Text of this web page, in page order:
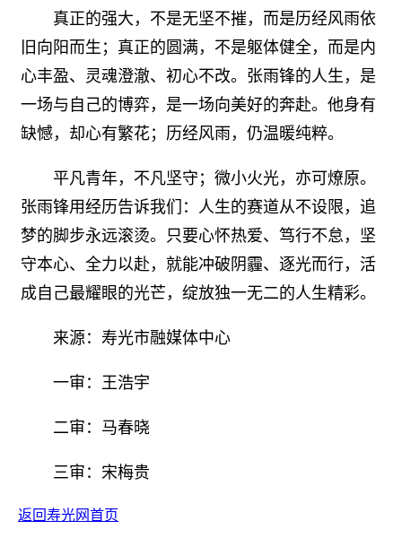
真正的强大，不是无坚不摧，而是历经风雨依
旧向阳而生；真正的圆满，不是躯体健全，而是内
心丰盈、灵魂澄澈、初心不改。张雨锋的人生，是
一场与自己的博弈，是一场向美好的奔赴。他身有
缺憾，却心有繁花；历经风雨，仍温暖纯粹。
平凡青年，不凡坚守；微小火光，亦可燎原。
张雨锋用经历告诉我们：人生的赛道从不设限，追
梦的脚步永远滚烫。只要心怀热爱、笃行不怠，坚
守本心、全力以赴，就能冲破阴霾、逐光而行，活
成自己最耀眼的光芒，绽放独一无二的人生精彩。
来源：寿光市融媒体中心
一审：王浩宇
二审：马春晓
三审：宋梅贵
返回寿光网首页